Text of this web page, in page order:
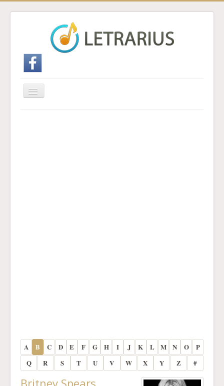
Cambiar
navegación
A B C D E F G H I J K L M N O
P
Q
R S T U V W X Y Z #
Britney Spears